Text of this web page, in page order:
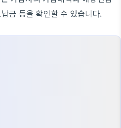
금 등을 확인할 수 있습니다.